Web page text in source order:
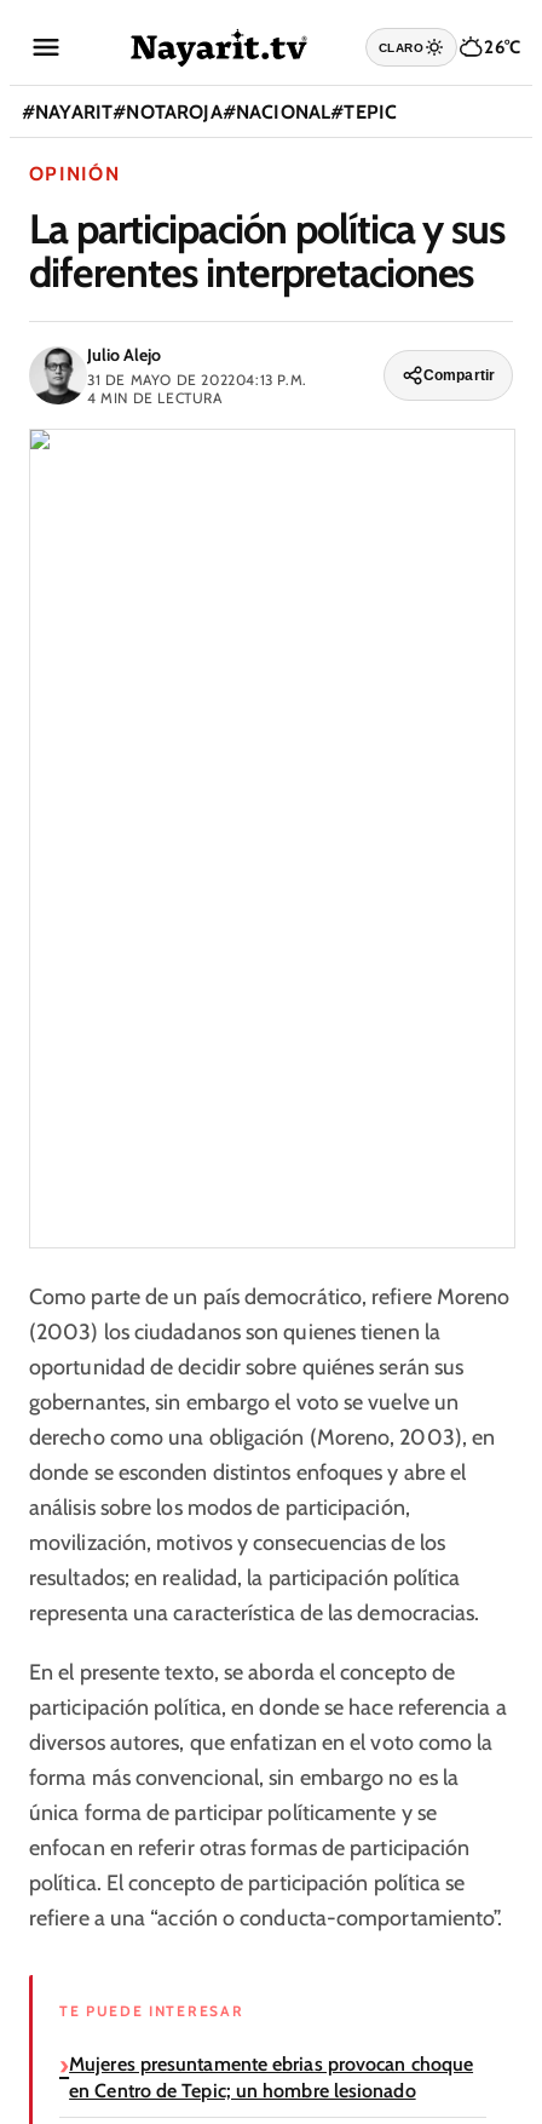
CLARO 26°C
#NAYARIT#NOTAROJA#NACIONAL#TEPIC
OPINIÓN
La participación política y sus
diferentes interpretaciones
Julio Alejo
31 DE MAYO DE 202204:13 P.M.
4 MIN DE LECTURA
Compartir
Como parte de un país democrático, refiere Moreno
(2003) los ciudadanos son quienes tienen la
oportunidad de decidir sobre quiénes serán sus
gobernantes, sin embargo el voto se vuelve un
derecho como una obligación (Moreno, 2003), en
donde se esconden distintos enfoques y abre el
análisis sobre los modos de participación,
movilización, motivos y consecuencias de los
resultados; en realidad, la participación política
representa una característica de las democracias.
En el presente texto, se aborda el concepto de
participación política, en donde se hace referencia a
diversos autores, que enfatizan en el voto como la
forma más convencional, sin embargo no es la
única forma de participar políticamente y se
enfocan en referir otras formas de participación
política. El concepto de participación política se
refiere a una “acción o conducta-comportamiento”.
TE PUEDE INTERESAR
Mujeres presuntamente ebrias provocan choque
en Centro de Tepic; un hombre lesionado